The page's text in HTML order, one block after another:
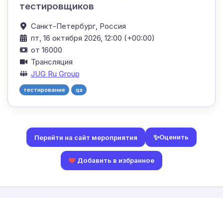
тестировщиков
Санкт-Петербург, Россия
пт, 16 октября 2026, 12:00 (+00:00)
от 16000
Трансляция
JUG Ru Group
тестирование qa
Перейти на сайт мероприятия ✨Оценить
Добавить в избранное